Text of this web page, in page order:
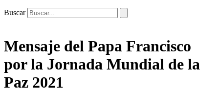
Buscar
Mensaje del Papa Francisco
por la Jornada Mundial de la
Paz 2021